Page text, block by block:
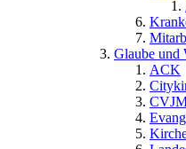
Glaube und
ACK